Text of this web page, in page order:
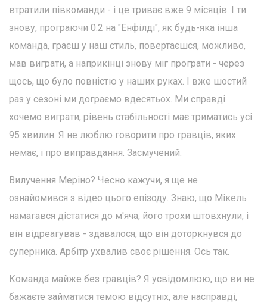
втратили півкоманди - і це триває вже 9 місяців. І ти
знову, програючи 0:2 на "Енфілді", як будь-яка інша
команда, граєш у наш стиль, повертаєшся, можливо,
мав виграти, а наприкінці знову міг програти - через
щось, що було повністю у наших руках. І вже шостий
раз у сезоні ми дограємо вдесятьох. Ми справді
хочемо виграти, рівень стабільності має триматись усі
95 хвилин. Я не люблю говорити про гравців, яких
немає, і про виправдання. Засмучений.
Вилучення Меріно? Чесно кажучи, я ще не
ознайомився з відео цього епізоду. Знаю, що Мікель
намагався дістатися до м'яча, його трохи штовхнули, і
він відреагував - здавалося, що він доторкнувся до
суперника. Арбітр ухвалив своє рішення. Ось так.
Команда майже без гравців? Я усвідомлюю, що ви не
бажаєте займатися темою відсутніх, але насправді,